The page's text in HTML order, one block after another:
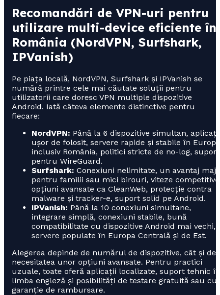
Recomandări de VPN-uri pentru
utilizare multi-device eficiente în
România (NordVPN, Surfshark,
IPVanish)
Pe piața locală, NordVPN, Surfshark și IPVanish se
numără printre cele mai căutate soluții pentru
utilizatorii care doresc VPN multiple dispozitive
Android. Iată câteva elemente distinctive pentru
fiecare:
NordVPN: Până la 6 dispozitive simultan, aplicații
ușor de folosit, servere rapide și stabile în
inclusiv România, politici stricte de no-log, suport
pentru WireGuard.
Surfshark: Conexiuni nelimitate, un avantaj
pentru familii sau mici birouri, viteze
opțiuni avansate ca CleanWeb, protecție contra
malware și tracker-e, suport solid pe Android.
IPVanish: Până la 10 conexiuni simultane,
integrare simplă, conexiuni stabile, bună
compatibilitate cu dispozitive Android mai vechi,
servere populate în Europa Centrală și de Est.
Alegerea depinde de numărul de dispozitive, cât și de
necesitatea unor opțiuni avansate. Pentru practici
uzuale, toate oferă aplicații localizate, suport tehnic în
limba engleză și posibilități de testare gratuită sau cu
garanție de rambursare.